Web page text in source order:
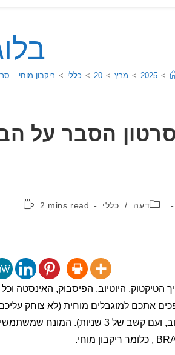
>
2025
> מרץ >
20
> כללי > ריקבון מוחי –
סרטון הסבר על
קטגוריה:
דעה / כללי
זמן
2 mins read
אתכם למוגבלים מוחית (לא צוחק
אנשים עם חוסר יכולת לקרא, לכתוב, ועם קשב של